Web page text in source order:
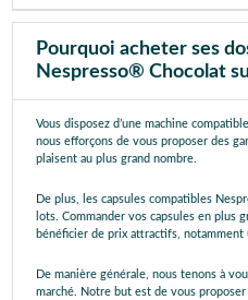
Pourquoi acheter ses
Nespresso® Chocolat
Vous disposez d’une machine
nous efforçons de vous proposer des
plaisent au plus grand nombre.
De plus, les capsules compatibles
lots. Commander vos capsules en plus
bénéficier de prix attractifs, notamment
De manière générale, nous tenons à
marché. Notre but est de vous proposer